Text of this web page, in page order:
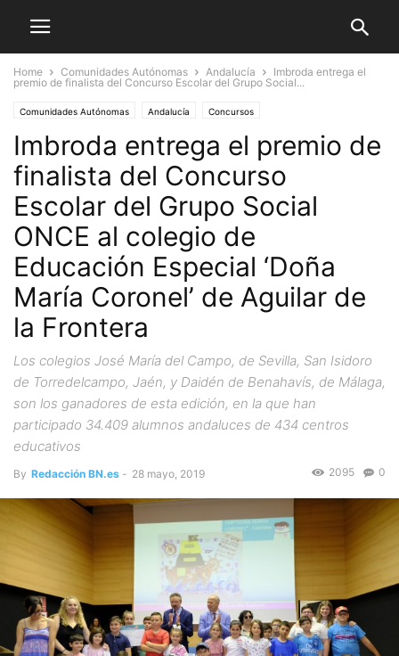
Home Comunidades Autónomas Andalucía
Imbroda entrega el
premio de finalista del Concurso Escolar del Grupo Social...
Comunidades Autónomas Andalucía Concursos
Imbroda entrega el premio de
finalista del Concurso
Escolar del Grupo Social
ONCE al colegio de
Educación Especial ‘Doña
María Coronel’ de Aguilar de
la Frontera
Los colegios José María del Campo, de Sevilla, San Isidoro
de Torredelcampo, Jaén, y Daidén de Benahavís, de Málaga,
son los ganadores de esta edición, en la que han
participado 34.409 alumnos andaluces de 434 centros
educativos
By Redacción BN.es - 28 mayo, 2019 0
2095